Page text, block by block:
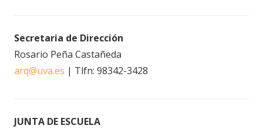
Secretaria de Dirección
Rosario Peña Castañeda
arq@uva.es | Tlfn: 98342-3428
JUNTA DE ESCUELA